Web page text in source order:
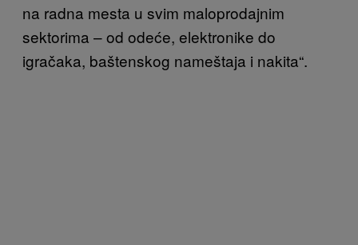
na radna mesta u svim maloprodajnim
sektorima – od odeće, elektronike do
igračaka, baštenskog nameštaja i nakita“.